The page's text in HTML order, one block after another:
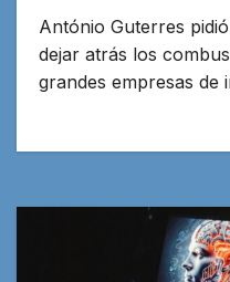
António Guterres
dejar atrás los
grandes empresas de